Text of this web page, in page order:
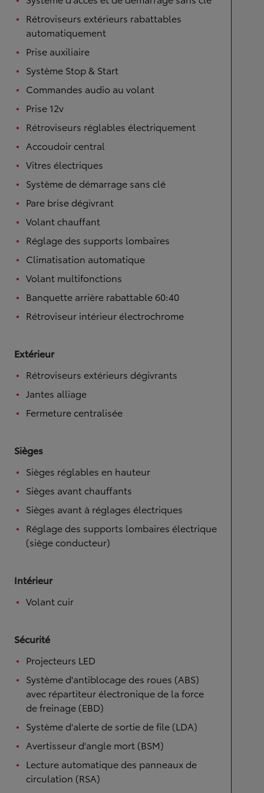
Rétroviseurs extérieurs rabattables
automatiquement
Prise auxiliaire
Système Stop & Start
Commandes audio au volant
Prise 12v
Rétroviseurs réglables électriquement
Accoudoir central
Vitres électriques
Système de démarrage sans clé
Pare brise dégivrant
Volant chauffant
Réglage des supports lombaires
Climatisation automatique
Volant multifonctions
Banquette arrière rabattable 60:40
Rétroviseur intérieur électrochrome
Extérieur
Rétroviseurs extérieurs dégivrants
Jantes alliage
Fermeture centralisée
Sièges
Sièges réglables en hauteur
Sièges avant chauffants
Sièges avant à réglages électriques
Réglage des supports lombaires électrique
(siège conducteur)
Intérieur
Volant cuir
Sécurité
Projecteurs LED
Système d'antiblocage des roues (ABS)
avec répartiteur électronique de la force
de freinage (EBD)
Système d'alerte de sortie de file (LDA)
Avertisseur d'angle mort (BSM)
Lecture automatique des panneaux de
circulation (RSA)